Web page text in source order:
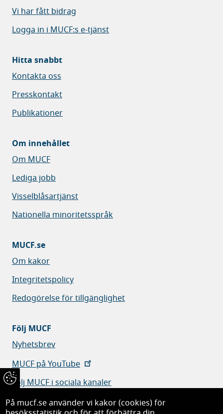
Vi har fått bidrag
Logga in i MUCF:s e-tjänst
Hitta snabbt
Kontakta oss
Presskontakt
Publikationer
Om innehållet
Om MUCF
Lediga jobb
Visselblåsartjänst
Nationella minoritetsspråk
MUCF.se
Om kakor
Integritetspolicy
Redogörelse för tillgänglighet
Följ MUCF
Nyhetsbrev
MUCF på YouTube
Följ MUCF i sociala kanaler
På mucf.se använder vi kakor (cookies) för